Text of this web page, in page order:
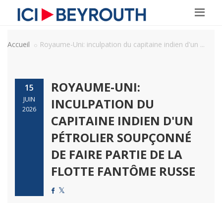
Accueil Royaume-Uni: inculpation du capitaine indien d'un ...
15
JUIN
2026
ROYAUME-UNI:
INCULPATION DU
CAPITAINE INDIEN D'UN
PÉTROLIER SOUPÇONNÉ
DE FAIRE PARTIE DE LA
FLOTTE FANTÔME RUSSE